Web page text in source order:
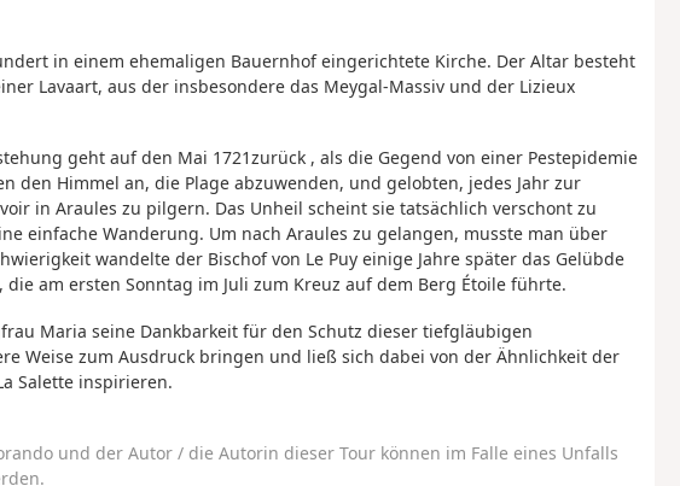
in einem ehemaligen Bauernhof eingerichtete Kirche. Der Altar besteht
Lavaart, aus der insbesondere das Meygal-Massiv und der Lizieux
geht aufden Mai 1721zurück , als die Gegend von einer Pestepidemie
den Himmel an, die Plage abzuwenden, und gelobten, jedes Jahr zur
in Araules zu pilgern. Das Unheil scheint sie tatsächlich verschont zu
einfache Wanderung. Um nach Araules zu gelangen, musste man über
wandelte der Bischof von Le Puy einige Jahre später das Gelübde
am ersten Sonntag im Juli zum Kreuz auf dem Berg Étoile führte.
Maria seine Dankbarkeit für den Schutz dieser tiefgläubigen
Weise zum Ausdruck bringen und ließ sich dabei von der Ähnlichkeit der
Salette inspirieren.
und der Autor / die Autorin dieser Tour können im Falle eines Unfalls